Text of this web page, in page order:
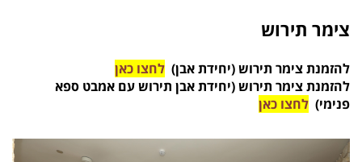
צימר תירוש
להזמנת צימר תירוש (יחידת אבן) לחצו כאן
להזמנת צימר תירוש (יחידת אבן תירוש עם אמבט ספא
פנימי) לחצו כאן